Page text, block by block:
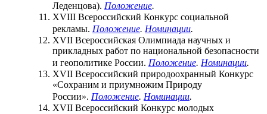
Леденцова). Положение.
XVIII Всероссийский Конкурс социальной
рекламы. Положение. Номинации.
XVII Всероссийская Олимпиада научных и
прикладных работ по национальной безопасности
и геополитике России. Положение. Номинации.
XVII Всероссийский природоохранный Конкурс
«Сохраним и приумножим Природу
России». Положение. Номинации.
XVII Всероссийский Конкурс молодых